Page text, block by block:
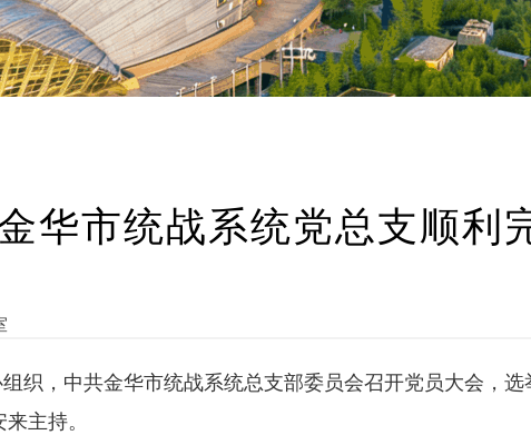
华市统战系统党总支顺利
织，中共金华市统战系统总支部委员会召开党员大会，
主持。